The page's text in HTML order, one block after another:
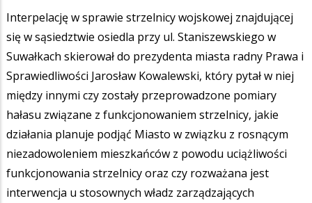
Interpelację w sprawie strzelnicy wojskowej znajdującej
się w sąsiedztwie osiedla przy ul. Staniszewskiego w
Suwałkach skierował do prezydenta miasta radny Prawa i
Sprawiedliwości Jarosław Kowalewski, który pytał w niej
między innymi czy zostały przeprowadzone pomiary
hałasu związane z funkcjonowaniem strzelnicy, jakie
działania planuje podjąć Miasto w związku z rosnącym
niezadowoleniem mieszkańców z powodu uciążliwości
funkcjonowania strzelnicy oraz czy rozważana jest
interwencja u stosownych władz zarządzających